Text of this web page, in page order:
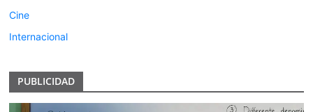
Cine
Internacional
PUBLICIDAD